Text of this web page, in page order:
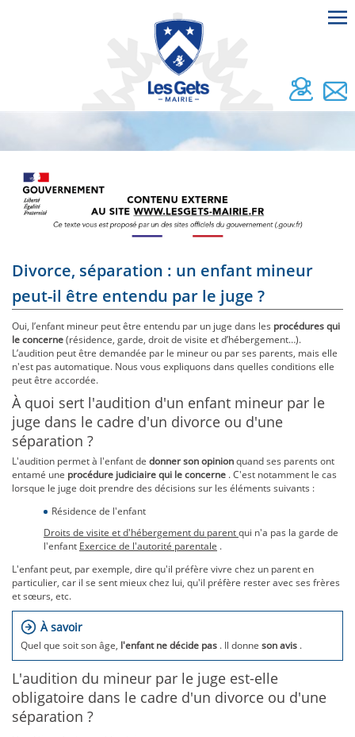
Divorce, séparation : un enfant mineur
peut-il être entendu par le juge ?
Oui, l’enfant mineur peut être entendu par un juge dans les procédures qui
le concerne(résidence, garde, droit de visite et d’hébergement…).
L’audition peut être demandée par le mineur ou par ses parents, mais elle
n'est pas automatique. Nous vous expliquons dans quelles conditions elle
peut être accordée.
À quoi sert l'audition d'un enfant mineur par le
juge dans le cadre d'un divorce ou d'une
séparation ?
L'audition permet à l'enfant de donner son opinionquand ses parents ont
entamé une procédure judiciaire qui le concerne . C'est notamment le cas
lorsque le juge doit prendre des décisions sur les éléments suivants :
Résidence de l'enfant
Droits de visite et d'hébergement du parentqui n'a pas la garde de
l'enfant Exercice de l'autorité parentale .
L'enfant peut, par exemple, dire qu'il préfère vivre chez un parent en
particulier, car il se sent mieux chez lui, qu'il préfère rester avec ses frères
et sœurs, etc.
À savoir
Quel que soit son âge, l'enfant ne décide pas . Il donne son avis .
L'audition du mineur par le juge est-elle
obligatoire dans le cadre d'un divorce ou d'une
séparation ?